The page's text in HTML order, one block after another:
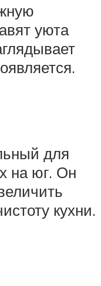
уюта
для
на юг. Он
кухни.